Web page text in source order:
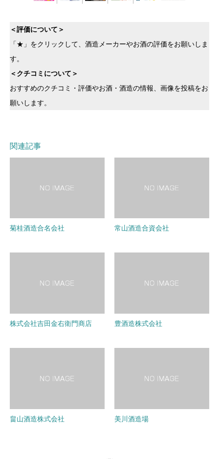
＜評価について＞
「★」をクリックして、酒造メーカーやお酒の評価をお願いしま
す。
＜クチコミについて＞
おすすめのクチコミ・評価やお酒・酒造の情報、画像を投稿をお
願いします。
関連記事
菊桂酒造合名会社 常山酒造合資会社
株式会社吉田金右衛門商店 豊酒造株式会社
畠山酒造株式会社 美川酒造場